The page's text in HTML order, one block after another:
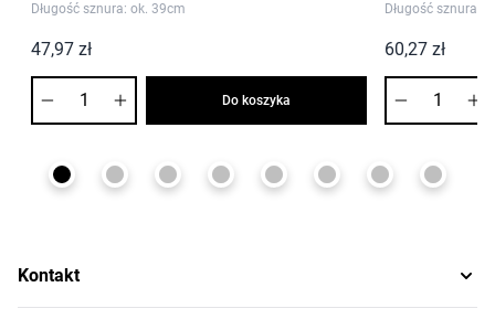
Długość sznura: ok. 39cm
47,97 zł
Do koszyka
Długość sznura:
60,27 zł
Kontakt